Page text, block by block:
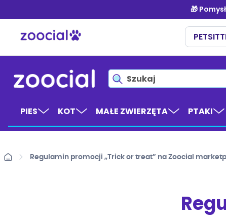
treści
PIES KOT MAŁE ZWIERZĘTA PTAKI
Regulamin promocji „Trick or treat” na Zoocial